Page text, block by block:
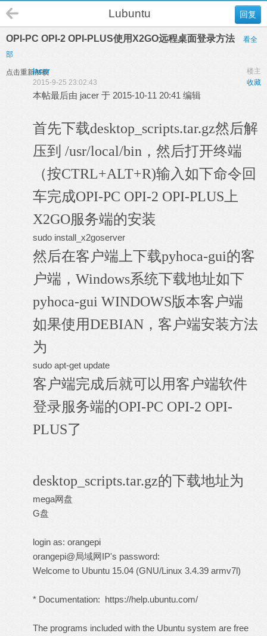
回复
Lubuntu
OPI-PC OPI-2 OPI-PLUS使用X2GO远程桌面登录方法
看全
部
点击重新加载 楼主
jacer
收藏
2015-9-25 23:02:43
本帖最后由 jacer 于 2015-10-11 20:41 编辑
首先下载desktop_scripts.tar.gz然后解
压到 /usr/local/bin，然后打开终端
（按CTRL+ALT+R)输入如下命令回
车完成OPI-PC OPI-2 OPI-PLUS上
X2GO服务端的安装
sudo install_x2goserver
然后在客户端上下载pyhoca-gui的客
户端，Windows系统下载地址如下
pyhoca-gui WINDOWS版本客户端
如果使用DEBIAN，客户端安装方法
为
sudo apt-get update
客户端完成后就可以用客户端软件
登录服务端的OPI-PC OPI-2 OPI-
PLUS了
desktop_scripts.tar.gz的下载地址为
mega网盘
G盘
login as: orangepi
orangepi@局域网IP's password:
Welcome to Ubuntu 15.04 (GNU/Linux 3.4.39 armv7l)
* Documentation: https://help.ubuntu.com/
The programs included with the Ubuntu system are free